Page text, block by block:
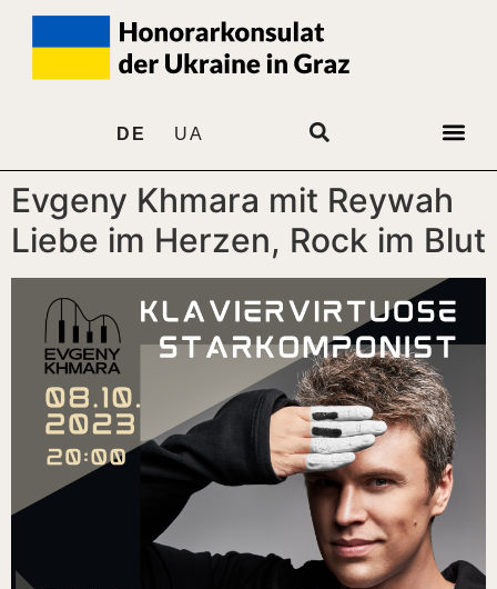
DE UA
Evgeny Khmara mit Reywah
Liebe im Herzen, Rock im Blut